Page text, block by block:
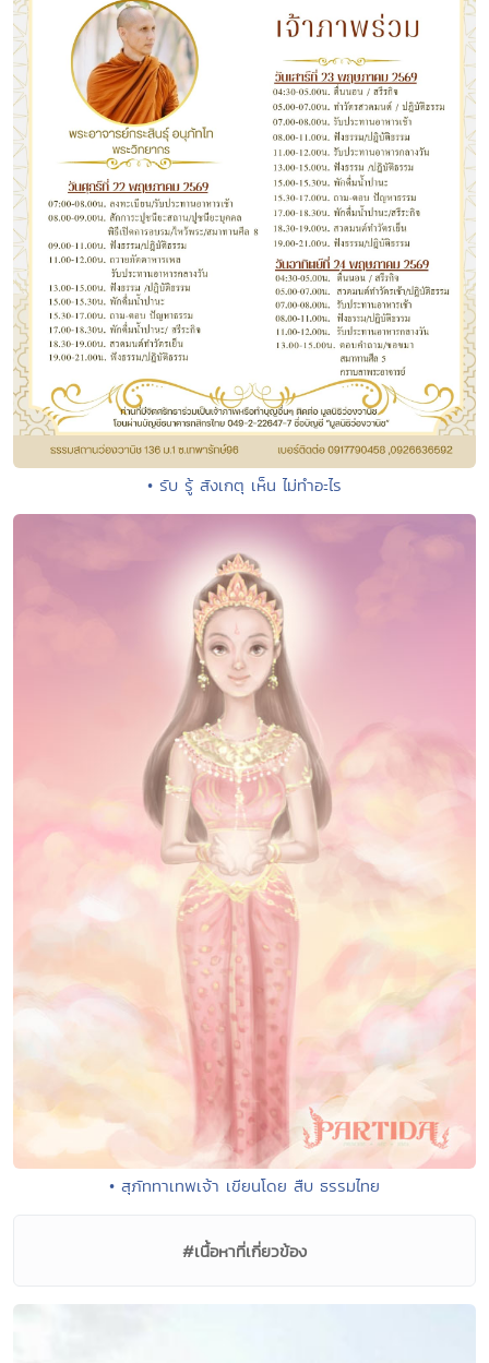
• รับ รู้ สังเกตุ เห็น ไม่ทำอะไร
• สุภัททาเทพเจ้า เขียนโดย สืบ ธรรมไทย
#เนื้อหาที่เกี่ยวข้อง